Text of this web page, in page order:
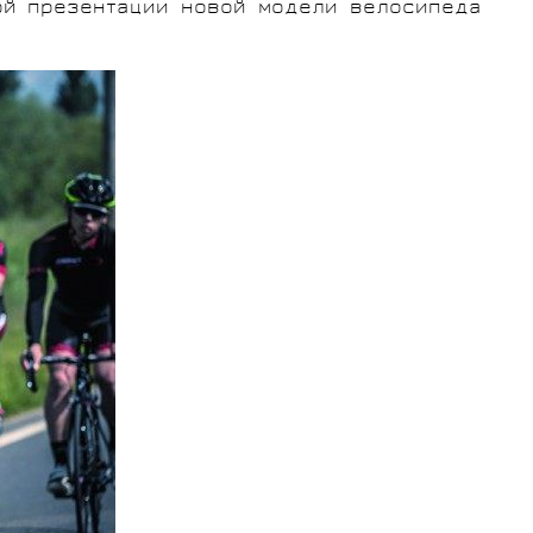
ГРУППЫ
ОБОРУДОВАНИЯ
MICHE
SHIMANO
СУМКИ
SALOMON
презентации новой модели велосипеда